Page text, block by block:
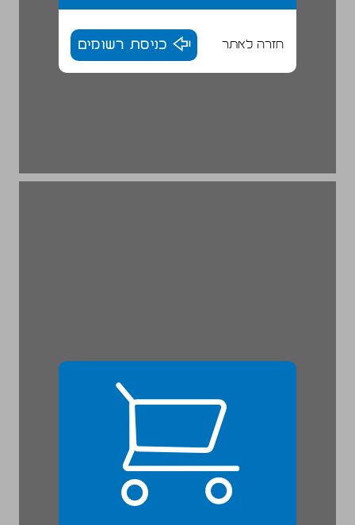
חזרה לאתר כניסת רשומים